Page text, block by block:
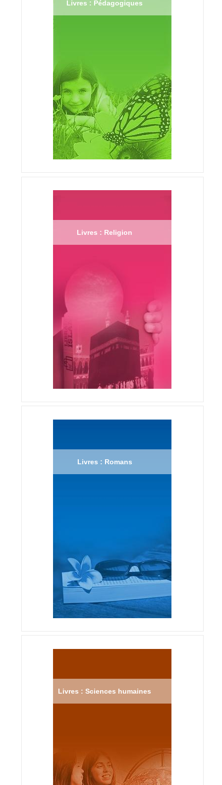
Livres : Pédagogiques
Livres : Religion
Livres : Romans
Livres : Sciences humaines